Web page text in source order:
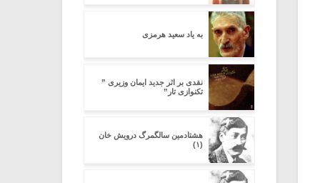
به یاد سعید هرمزی
نقدی بر اثر جدید ایمان وزیری ”
تکنوازی تار”
هشتادمین سالگمرگ درویش خان
(۱)